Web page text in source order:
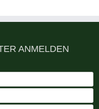
ANMELDEN